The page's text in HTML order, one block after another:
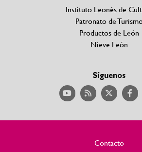
Instituto Leonés de
Patronato de
Productos de León
Nieve León
Síguenos
Contacto